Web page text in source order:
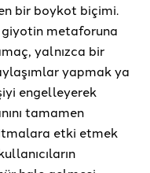
bir boykot biçimi.
giyotin metaforuna
yalnızca bir
yapmak ya
engelleyerek
tamamen
etki etmek